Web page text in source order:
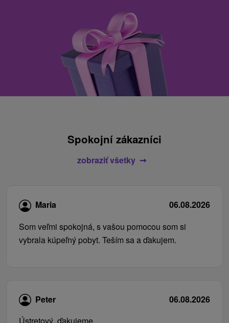
Spokojní zákazníci
zobraziť všetky
Maria
06.08.2026
Som veľmi spokojná, s vašou pomocou som si
vybrala kúpeľný pobyt. Teším sa a ďakujem.
Peter
06.08.2026